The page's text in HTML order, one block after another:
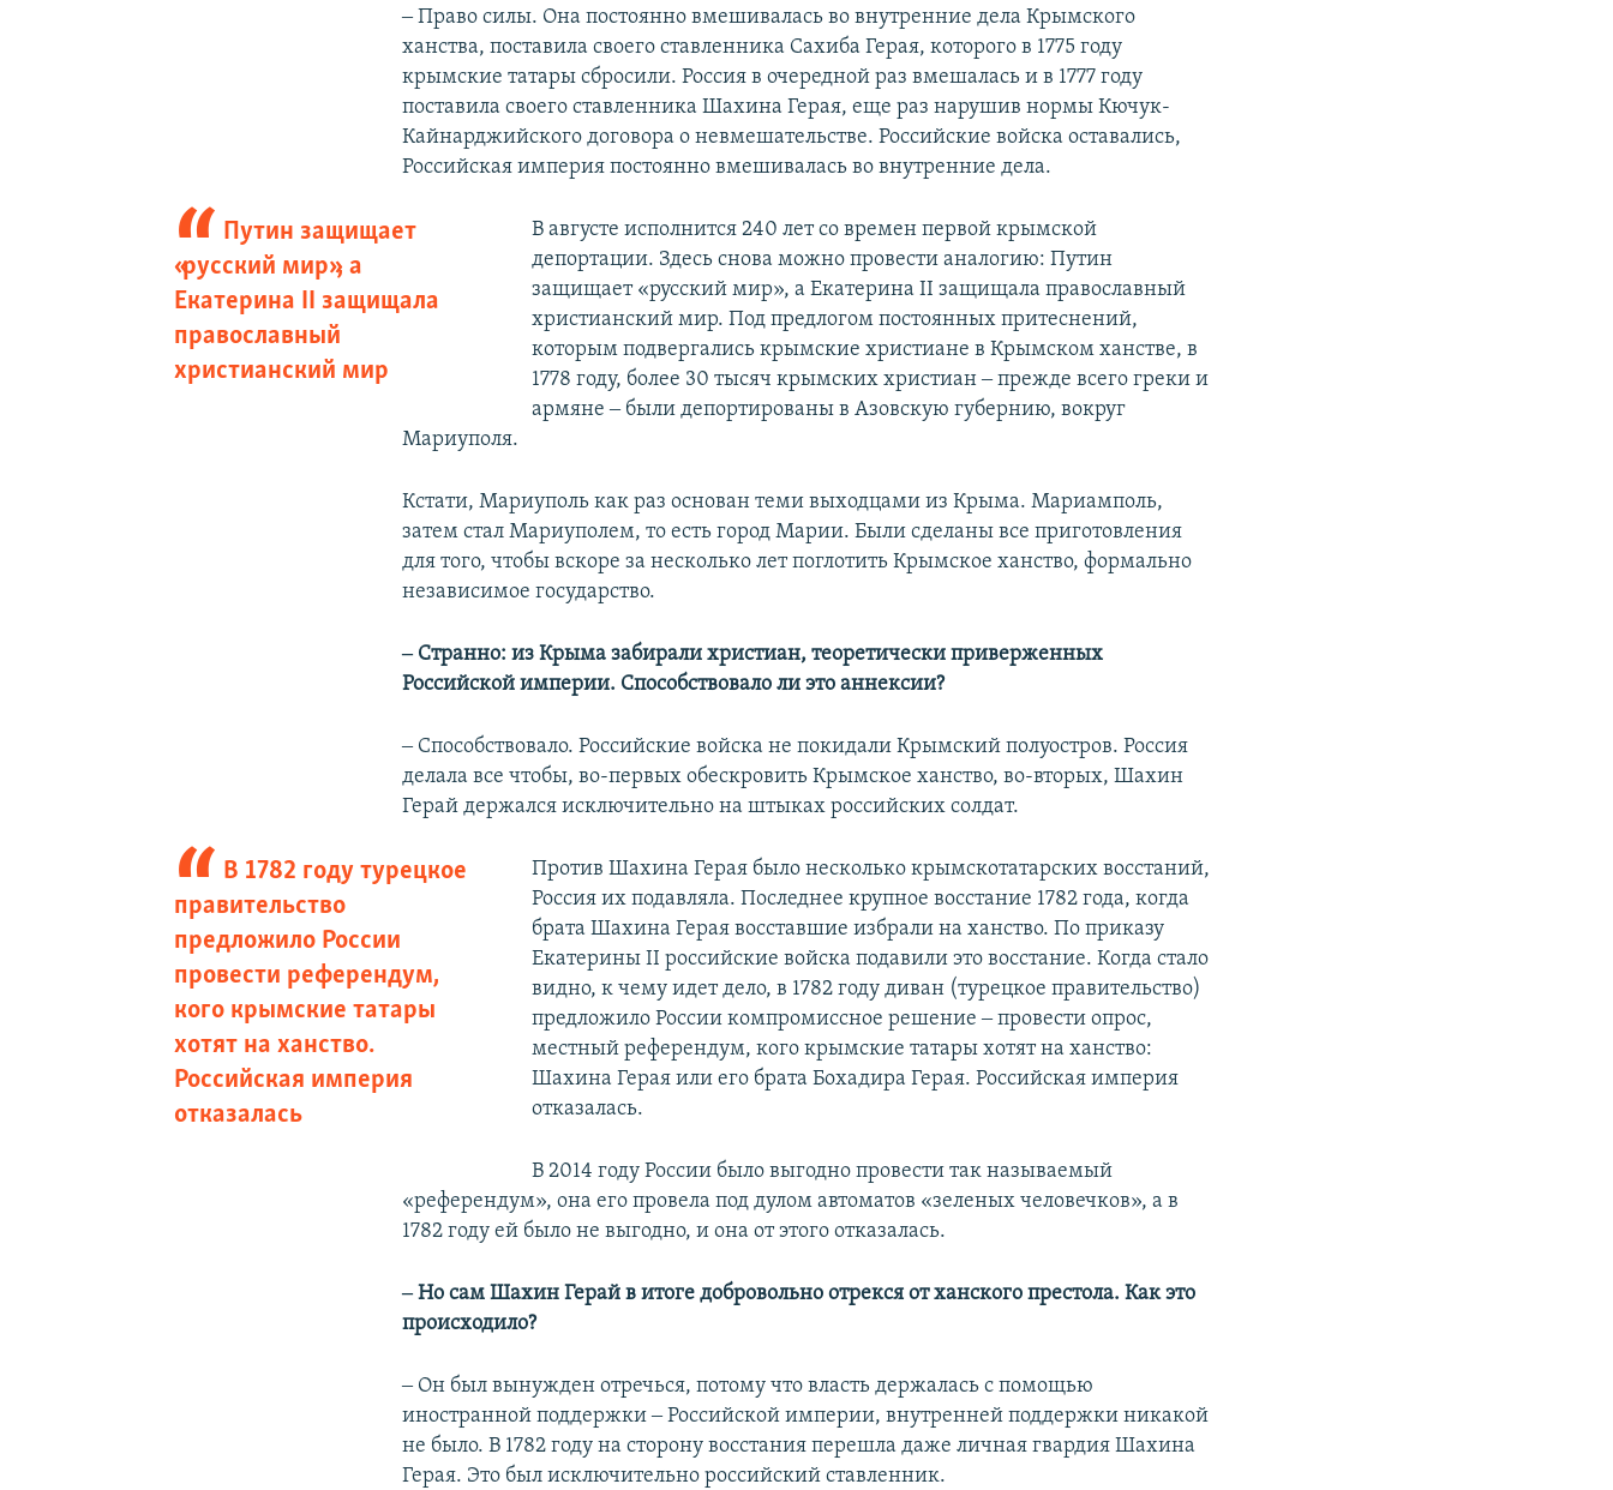
‒ Право силы. Она постоянно вмешивалась во внутренние дела Крымского
ханства, поставила своего ставленника Сахиба Герая, которого в 1775 году
крымские татары сбросили. Россия в очередной раз вмешалась и в 1777 году
поставила своего ставленника Шахина Герая, еще раз нарушив нормы Кючук-
Кайнарджийского договора о невмешательстве. Российские войска оставались,
Российская империя постоянно вмешивалась во внутренние дела.
Путин защищает
«русский мир», а
Екатерина II защищала
православный
христианский мир
В августе исполнится 240 лет со времен первой крымской
депортации. Здесь снова можно провести аналогию: Путин
защищает «русский мир», а Екатерина II защищала православный
христианский мир. Под предлогом постоянных притеснений,
которым подвергались крымские христиане в Крымском ханстве, в
1778 году, более 30 тысяч крымских христиан ‒ прежде всего греки и
армяне ‒ были депортированы в Азовскую губернию, вокруг
Мариуполя.
Кстати, Мариуполь как раз основан теми выходцами из Крыма. Мариамполь,
затем стал Мариуполем, то есть город Марии. Были сделаны все приготовления
для того, чтобы вскоре за несколько лет поглотить Крымское ханство, формально
независимое государство.
‒ Странно: из Крыма забирали христиан, теоретически приверженных
Российской империи. Способствовало ли это аннексии?
‒ Способствовало. Российские войска не покидали Крымский полуостров. Россия
делала все чтобы, во-первых обескровить Крымское ханство, во-вторых, Шахин
Герай держался исключительно на штыках российских солдат.
В 1782 году турецкое
правительство
предложило России
провести референдум,
кого крымские татары
хотят на ханство.
Российская империя
отказалась
Против Шахина Герая было несколько крымскотатарских восстаний,
Россия их подавляла. Последнее крупное восстание 1782 года, когда
брата Шахина Герая восставшие избрали на ханство. По приказу
Екатерины II российские войска подавили это восстание. Когда стало
видно, к чему идет дело, в 1782 году диван (турецкое правительство)
предложило России компромиссное решение ‒ провести опрос,
местный референдум, кого крымские татары хотят на ханство:
Шахина Герая или его брата Бохадира Герая. Российская империя
отказалась.
В 2014 году России было выгодно провести так называемый
«референдум», она его провела под дулом автоматов «зеленых человечков», а в
1782 году ей было не выгодно, и она от этого отказалась.
‒ Но сам Шахин Герай в итоге добровольно отрекся от ханского престола. Как это
происходило?
‒ Он был вынужден отречься, потому что власть держалась с помощью
иностранной поддержки ‒ Российской империи, внутренней поддержки никакой
не было. В 1782 году на сторону восстания перешла даже личная гвардия Шахина
Герая. Это был исключительно российский ставленник.